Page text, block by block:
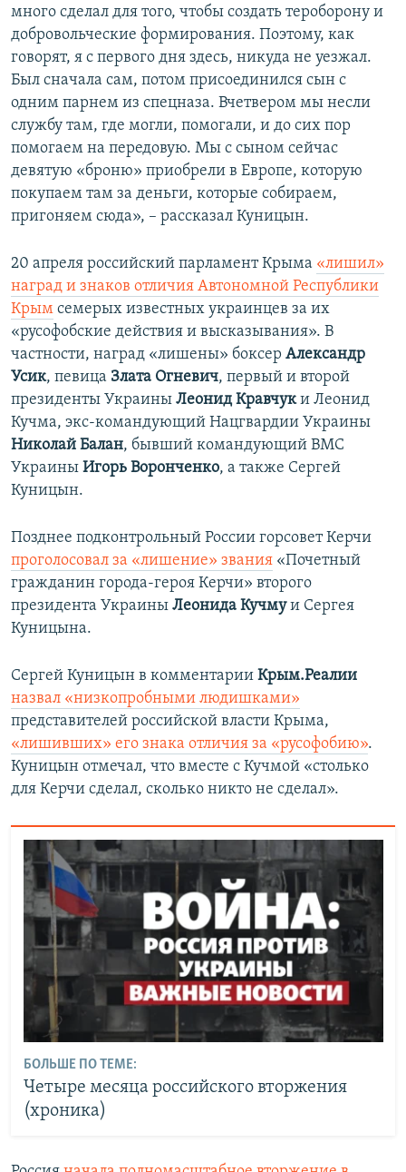
много сделал для того, чтобы создать тероборону и
добровольческие формирования. Поэтому, как
говорят, я с первого дня здесь, никуда не уезжал.
Был сначала сам, потом присоединился сын с
одним парнем из спецназа. Вчетвером мы несли
службу там, где могли, помогали, и до сих пор
помогаем на передовую. Мы с сыном сейчас
девятую «броню» приобрели в Европе, которую
покупаем там за деньги, которые собираем,
пригоняем сюда», – рассказал Куницын.
20 апреля российский парламент Крыма «лишил»
наград и знаков отличия Автономной Республики
Крым семерых известных украинцев за их
«русофобские действия и высказывания». В
частности, наград «лишены» боксер Александр
Усик, певица Злата Огневич, первый и второй
президенты Украины Леонид Кравчуки Леонид
Кучма, экс-командующий Нацгвардии Украины
Николай Балан, бывший командующий ВМС
Украины Игорь Воронченко, а также Сергей
Куницын.
Позднее подконтрольный России горсовет Керчи
проголосовал за «лишение» звания «Почетный
гражданин города-героя Керчи» второго
президента Украины Леонида Кучмуи Сергея
Куницына.
Сергей Куницын в комментарии Крым.Реалии
назвал «низкопробными людишками»
представителей российской власти Крыма,
«лишивших» его знака отличия за «русофобию».
Куницын отмечал, что вместе с Кучмой «столько
для Керчи сделал, сколько никто не сделал».
БОЛЬШЕ ПО ТЕМЕ:
Четыре месяца российского вторжения
(хроника)